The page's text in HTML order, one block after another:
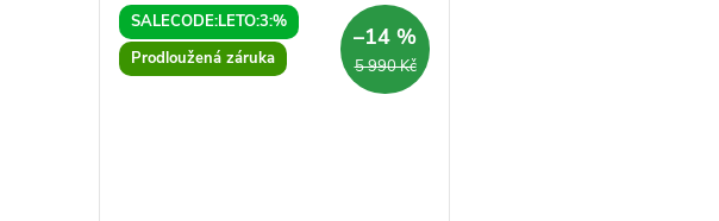
SALECODE:LETO:3:%
Prodloužená záruka
5 990 Kč
–14 %